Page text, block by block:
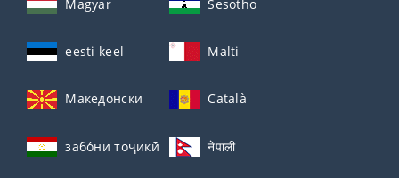
Magyar Sesotho
eesti keel Malti
Македонски Català
забо́ни тоҷикӣ́ नेपाली